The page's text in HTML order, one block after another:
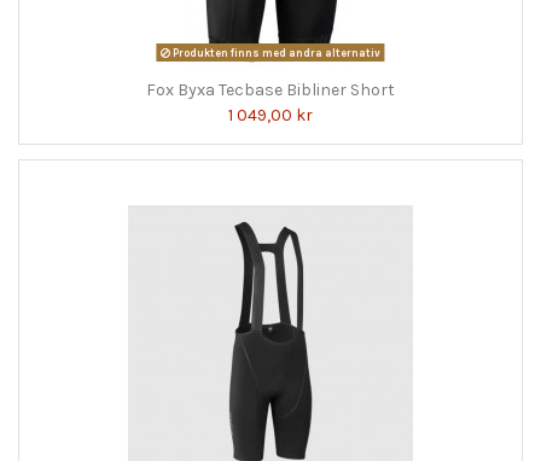
Produkten finns med andra alternativ
Fox Byxa Tecbase Bibliner Short
1 049,00 kr